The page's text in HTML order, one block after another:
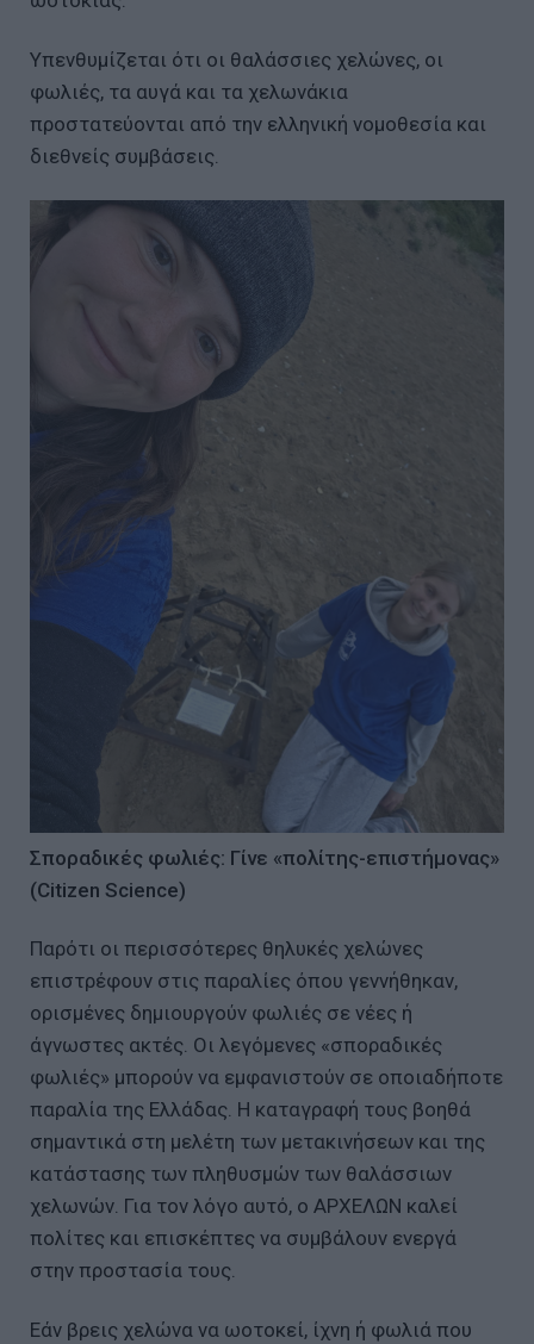
Υπενθυμίζεται ότι οι θαλάσσιες χελώνες, οι
φωλιές, τα αυγά και τα χελωνάκια
προστατεύονται από την ελληνική νομοθεσία και
διεθνείς συμβάσεις.
Σποραδικές φωλιές: Γίνε «πολίτης-επιστήμονας»
(Citizen Science)
Παρότι οι περισσότερες θηλυκές χελώνες
επιστρέφουν στις παραλίες όπου γεννήθηκαν,
ορισμένες δημιουργούν φωλιές σε νέες ή
άγνωστες ακτές. Οι λεγόμενες «σποραδικές
φωλιές» μπορούν να εμφανιστούν σε οποιαδήποτε
παραλία της Ελλάδας. Η καταγραφή τους βοηθά
σημαντικά στη μελέτη των μετακινήσεων και της
κατάστασης των πληθυσμών των θαλάσσιων
χελωνών. Για τον λόγο αυτό, ο ΑΡΧΕΛΩΝ καλεί
πολίτες και επισκέπτες να συμβάλουν ενεργά
στην προστασία τους.
Εάν βρεις χελώνα να ωοτοκεί, ίχνη ή φωλιά που